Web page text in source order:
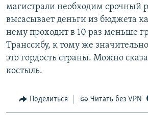
магистрали необходим срочный
высасывает деньги из бюджета
нему проходит в 10 раз меньше
Транссибу, к тому же
это гордость страны. Можно
костыль.
Поделиться Читать без VPN